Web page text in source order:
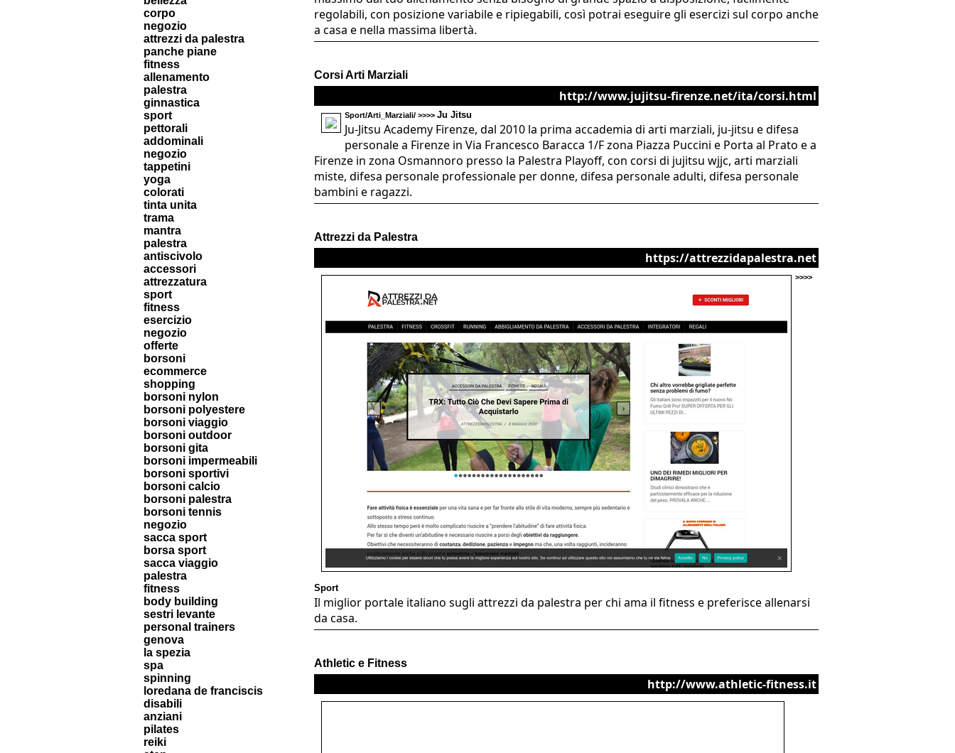
corpo
negozio
attrezzi da palestra
panche piane
fitness
allenamento
palestra
ginnastica
sport
pettorali
addominali
negozio
tappetini
yoga
colorati
tinta unita
trama
mantra
palestra
antiscivolo
accessori
attrezzatura
sport
fitness
esercizio
negozio
offerte
borsoni
ecommerce
shopping
borsoni nylon
borsoni polyestere
borsoni viaggio
borsoni outdoor
borsoni gita
borsoni impermeabili
borsoni sportivi
borsoni calcio
borsoni palestra
borsoni tennis
negozio
sacca sport
borsa sport
sacca viaggio
palestra
fitness
body building
sestri levante
personal trainers
genova
la spezia
spa
spinning
loredana de franciscis
disabili
anziani
pilates
reiki
regolabili, con posizione variabile e ripiegabili, così potrai eseguire gli esercizi sul corpo anche
a casa e nella massima libertà.
Corsi Arti Marziali
http://www.jujitsu-firenze.net/ita/corsi.html
Sport/Arti_Marziali/ >>>> Ju Jitsu
Ju-Jitsu Academy Firenze, dal 2010 la prima accademia di arti marziali, ju-jitsu e difesa
personale a Firenze in Via Francesco Baracca 1/F zona Piazza Puccini e Porta al Prato e a
Firenze in zona Osmannoro presso la Palestra Playoff, con corsi di jujitsu wjjc, arti marziali
miste, difesa personale professionale per donne, difesa personale adulti, difesa personale
bambini e ragazzi.
Attrezzi da Palestra
https://attrezzidapalestra.net
>>>>
Sport
Il miglior portale italiano sugli attrezzi da palestra per chi ama il fitness e preferisce allenarsi
da casa.
Athletic e Fitness
http://www.athletic-fitness.it